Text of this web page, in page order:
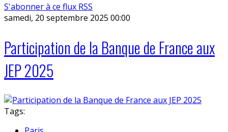
S'abonner à ce flux RSS
samedi, 20 septembre 2025 00:00
Participation de la Banque de France aux
JEP 2025
Tags: